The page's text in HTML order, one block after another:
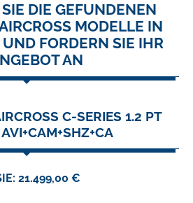
DIE GEFUNDENEN
MODELLE IN
FORDERN SIE IHR
AN
C-SERIES 1.2 PT
21.499,00 €